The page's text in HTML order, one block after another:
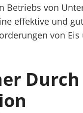
Betriebs von
effektive und
von